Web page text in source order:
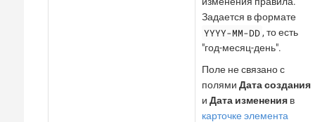
Задается в формате
YYYY-MM-DD , то есть
"год-месяц-день".
Поле не связано с
полями Дата создания
и Дата измененияв
карточке элемента